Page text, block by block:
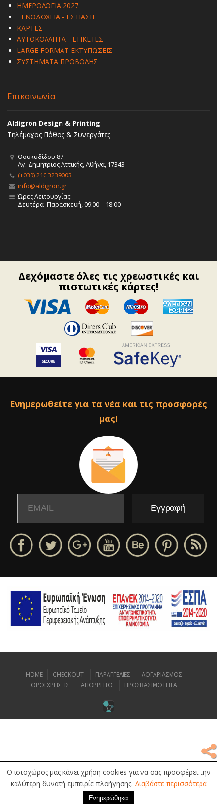
ΗΜΕΡΟΛΟΓΙΑ 2027
ΞΕΝΟΔΟΧΕΙΑ - ΕΣΤΙΑΣΗ
ΚΑΡΤΕΣ
ΑΥΤΟΚΟΛΛΗΤΑ - ΕΤΙΚΕΤΕΣ
LARGE FORMAT ΕΚΤΥΠΩΣΕΙΣ
ΣΥΣΤΗΜΑΤΑ ΠΡΟΒΟΛΗΣ
Επικοινωνία
Aldigron Design & Printing
Τηλέμαχος Πόθος & Συνεργάτες
Θουκυδίδου 87
Αγ. Δημητριος Αττικής, Αθήνα, 17343
(+030) 210 3239003
info@aldigron.gr
Ώρες Λειτουργίας:
Δευτέρα–Παρασκευή, 09:00 – 18:00
Δεχόμαστε όλες τις χρεωστικές και
πιστωτικές κάρτες!
Ενημερωθείτε για τα νέα και τις προσφορές
μας!
Ο ιστοχώρος μας κάνει χρήση cookies για να σας προσφέρει την
καλύτερη δυνατή εμπειρία πλοήγησης. Διαβάστε περισσότερα
HOME CHECKOUT ΠΑΡΑΓΓΕΛΙΕΣ
ΛΟΓΑΡΙΑΣΜΟΣ
ΟΡΟΙ ΧΡΗΣΗΣ
ΑΠΟΡΡΗΤΟ ΠΡΟΣΒΑΣΙΜΟΤΗΤΑ